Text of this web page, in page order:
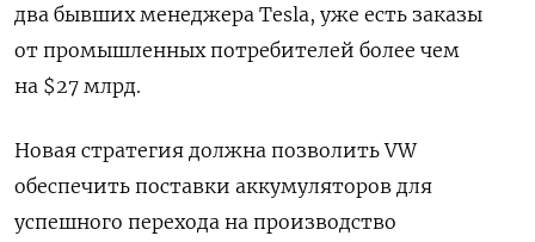
два бывших менеджера Tesla, уже есть заказы
от промышленных потребителей более чем
на $27 млрд.
Новая стратегия должна позволитьVW
обеспечить поставки аккумуляторов для
успешного перехода на производство